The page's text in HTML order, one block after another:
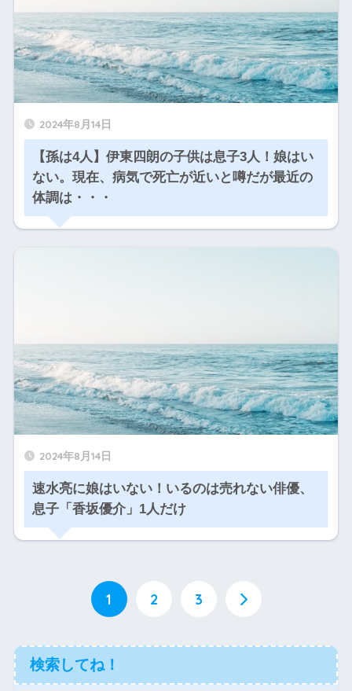
2024年8月14日
【孫は4人】伊東四朗の子供は息子3人！娘はい
ない。現在、病気で死亡が近いと噂だが最近の
体調は・・・
2024年8月14日
速水亮に娘はいない！いるのは売れない俳優、
息子「香坂優介」1人だけ
1 2 3
検索してね！